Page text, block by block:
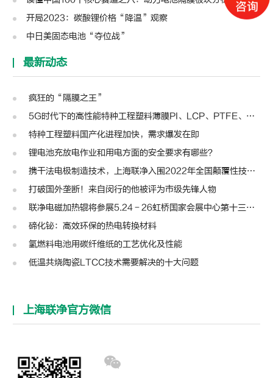
开局2023：碳酸锂价格“降温”观察
中日美固态电池“夺位战”
最新动态
疯狂的“隔膜之王”
5G时代下的高性能特种工程塑料薄膜PI、LCP、PTFE、PPS、PEEK、PEN
特种工程塑料国产化进程加快，需求爆发在即
锂电池充放电作业和用电方面的安全要求有哪些？
携干法电极制造技术，上海联净入围2022年全国颠覆性技术创新大赛
打破国外垄断！来自闵行的他被评为市级先锋人物
联净电磁加热辊将参展5.24－26虹桥国家会展中心第十三届模切展
碲化铋：高效环保的热电转换材料
氢燃料电池用碳纤维纸的工艺优化及性能
低温共烧陶瓷LTCC技术需要解决的十大问题
上海联净官方微信